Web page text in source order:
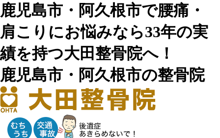
鹿児島市・阿久根市で腰痛・
肩こりにお悩みなら33年の実
績を持つ大田整骨院へ！
鹿児島市・阿久根市の整骨院